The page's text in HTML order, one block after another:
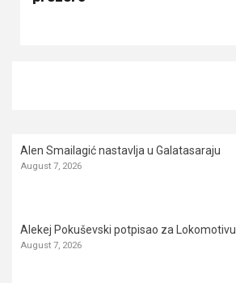
Alen Smailagić nastavlja u Galatasaraju
August 7, 2026
Alekej Pokuševski potpisao za Lokomotivu
August 7, 2026